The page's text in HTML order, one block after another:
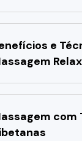
e
com